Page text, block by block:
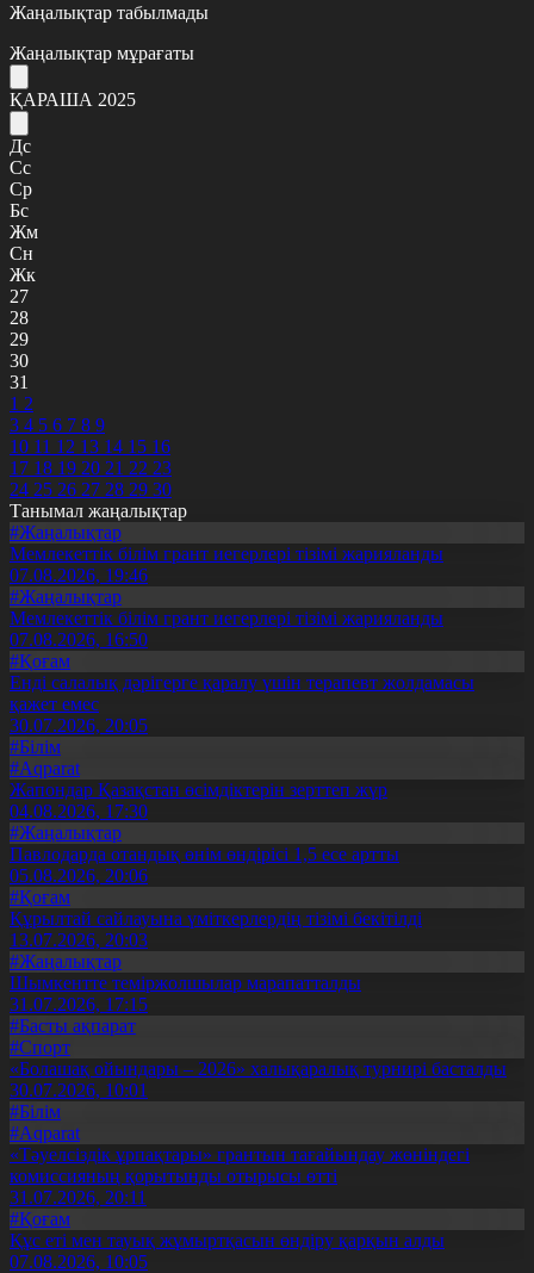
Жаңалықтар табылмады
Жаңалықтар мұрағаты
ҚАРАША 2025
Дс
Сс
Ср
Бс
Жм
Сн
Жк
27
28
29
30
31
1 2
3 4 5 6 7 8 9
10 11 12 13 14 15 16
17 18 19 20 21 22 23
24 25 26 27 28 29 30
Танымал жаңалықтар
#Жаңалықтар
Мемлекеттік білім грант иегерлері тізімі жарияланды
07.08.2026, 19:46
#Жаңалықтар
Мемлекеттік білім грант иегерлері тізімі жарияланды
07.08.2026, 16:50
#Қоғам
Енді салалық дәрігерге қаралу үшін терапевт жолдамасы
қажет емес
30.07.2026, 20:05
#Білім
#Aqparat
Жапондар Қазақстан өсімдіктерін зерттеп жүр
04.08.2026, 17:30
#Жаңалықтар
Павлодарда отандық өнім өндірісі 1,5 есе артты
05.08.2026, 20:06
#Қоғам
Құрылтай сайлауына үміткерлердің тізімі бекітілді
13.07.2026, 20:03
#Жаңалықтар
Шымкентте теміржолшылар марапатталды
31.07.2026, 17:15
#Басты ақпарат
#Спорт
«Болашақ ойындары – 2026» халықаралық турнирі басталды
30.07.2026, 10:01
#Білім
#Aqparat
«Тәуелсіздік ұрпақтары» грантын тағайындау жөніндегі
комиссияның қорытынды отырысы өтті
31.07.2026, 20:11
#Қоғам
Құс еті мен тауық жұмыртқасын өндіру қарқын алды
07.08.2026, 10:05